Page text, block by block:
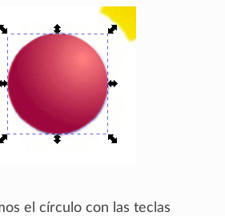
el círculo con las teclas